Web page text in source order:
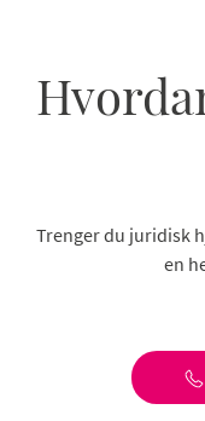
Trenger du juridisk
en